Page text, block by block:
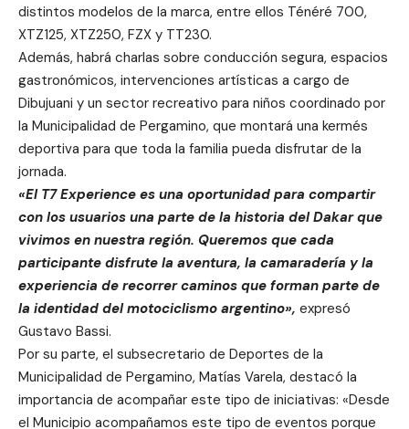
distintos modelos de la marca, entre ellos Ténéré 700,
XTZ125, XTZ250, FZX y TT230.
Además, habrá charlas sobre conducción segura, espacios
gastronómicos, intervenciones artísticas a cargo de
Dibujuani y un sector recreativo para niños coordinado por
la Municipalidad de Pergamino, que montará una kermés
deportiva para que toda la familia pueda disfrutar de la
jornada.
«El T7 Experience es una oportunidad para compartir
con los usuarios una parte de la historia del Dakar que
vivimos en nuestra región. Queremos que cada
participante disfrute la aventura, la camaradería y la
experiencia de recorrer caminos que forman parte de
la identidad del motociclismo argentino», expresó
Gustavo Bassi.
Por su parte, el subsecretario de Deportes de la
Municipalidad de Pergamino, Matías Varela, destacó la
importancia de acompañar este tipo de iniciativas: «Desde
el Municipio acompañamos este tipo de eventos porque